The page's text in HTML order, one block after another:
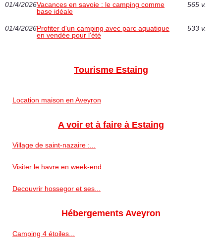
01/4/2026Vacances en savoie : le camping comme
base idéale
565 v.
01/4/2026Profiter d'un camping avec parc aquatique
en vendée pour l'été
533 v.
Tourisme Estaing
Location maison en Aveyron
A voir et à faire à Estaing
Village de saint-nazaire :...
Visiter le havre en week-end...
Decouvrir hossegor et ses...
Hébergements Aveyron
Camping 4 étoiles...